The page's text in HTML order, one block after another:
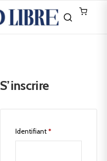
S’inscrire
Identifiant *